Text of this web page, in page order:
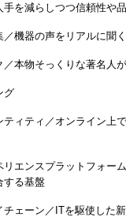
手を減らしつつ信頼性や
機器の声をリアルに聞く
／本物そっくりな著名人
グ
ティティ／オンライン上
リエンスプラットフォー
する基盤
チェーン／ITを駆使した